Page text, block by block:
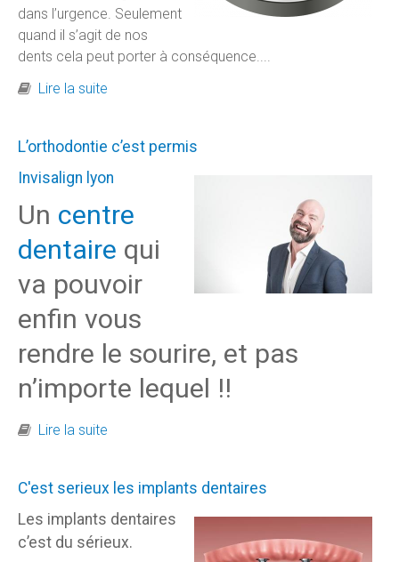
dans l’urgence. Seulement
quand il s’agit de nos
dents cela peut porter à conséquence....
Lire la suite
L’orthodontie c’est permis
Invisalign lyon
Un centre
dentaire qui
va pouvoir
enfin vous
rendre le sourire, et pas
n’importe lequel !!
Lire la suite
C'est serieux les implants dentaires
Les implants dentaires
c’est du sérieux.